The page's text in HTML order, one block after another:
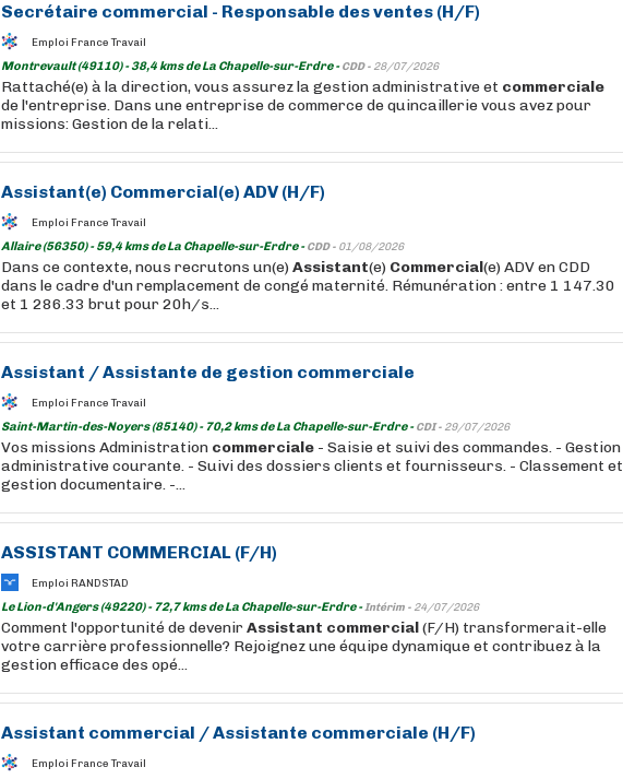
Secrétaire commercial - Responsable des ventes (H/F)
Emploi France Travail
Montrevault (49110) - 38,4 kms de La Chapelle-sur-Erdre -CDD - 28/07/2026
Rattaché(e) à la direction, vous assurez la gestion administrative et commerciale
de l'entreprise. Dans une entreprise de commerce de quincaillerie vous avez pour
missions: Gestion de la relati...
Assistant(e) Commercial(e) ADV (H/F)
Emploi France Travail
Allaire (56350) - 59,4 kms de La Chapelle-sur-Erdre -CDD - 01/08/2026
Dans ce contexte, nous recrutons un(e) Assistant(e) Commercial(e) ADV en CDD
dans le cadre d'un remplacement de congé maternité. Rémunération : entre 1 147.30
et 1 286.33 brut pour 20h/s...
Assistant /Assistante de gestion commerciale
Emploi France Travail
Saint-Martin-des-Noyers (85140) - 70,2 kms de La Chapelle-sur-Erdre -CDI - 29/07/2026
Vos missions Administration commerciale - Saisie et suivi des commandes. - Gestion
administrative courante. - Suivi des dossiers clients et fournisseurs. - Classement et
gestion documentaire. -...
ASSISTANT COMMERCIAL (F/H)
Emploi RANDSTAD
Le Lion-d'Angers (49220) - 72,7 kms de La Chapelle-sur-Erdre -Intérim - 24/07/2026
Comment l'opportunité de devenir Assistant commercial(F/H) transformerait-elle
votre carrière professionnelle? Rejoignez une équipe dynamique et contribuez à la
gestion efficace des opé...
Assistant commercial /Assistante commerciale (H/F)
Emploi France Travail